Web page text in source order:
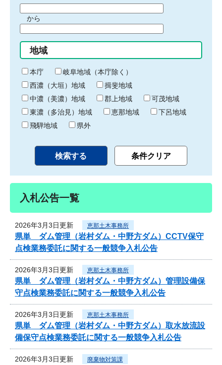
間
始
り
から
間
終
わ
り
地域
本庁
岐阜地域（本庁除く）
西濃（大垣）地域
揖斐地域
中濃（美濃）地域
郡上地域
可茂地域
東濃（多治見）地域
恵那地域
下呂地域
飛騨地域
県外
入札公告一覧
2026年3月3日更新 恵那土木事務所
県単 ダム管理（岩村ダム・中野方ダム）CCTV保守
点検業務委託に関する一般競争入札公告
2026年3月3日更新 恵那土木事務所
県単 ダム管理（岩村ダム・中野方ダム）管理設備保
守点検業務委託に関する一般競争入札公告
2026年3月3日更新 恵那土木事務所
県単 ダム管理（岩村ダム・中野方ダム）取水放流設
備保守点検業務委託に関する一般競争入札公告
2026年3月3日更新 廃棄物対策課